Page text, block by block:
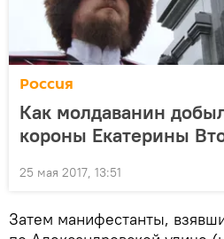
Россия
Как молдаванин
короны Екатерины
25 мая 2017, 13:51
Затем манифестанты,